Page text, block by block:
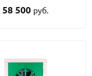
арочной
58 500 руб.